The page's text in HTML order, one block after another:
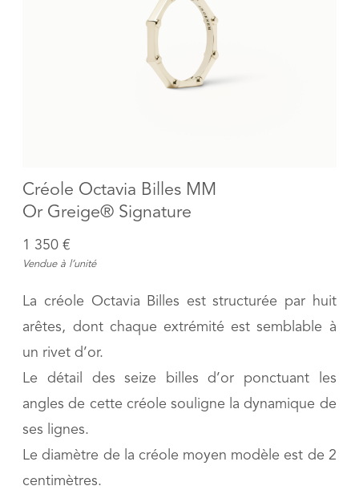
Créole Octavia Billes MM
Or Greige® Signature
1 350 €
Vendue à l’unité
La créole Octavia Billes est structurée par huit
arêtes, dont chaque extrémité est semblable à
un rivet d’or.
Le détail des seize billes d’or ponctuant les
angles de cette créole souligne la dynamique de
ses lignes.
Le diamètre de la créole moyen modèle est de 2
centimètres.